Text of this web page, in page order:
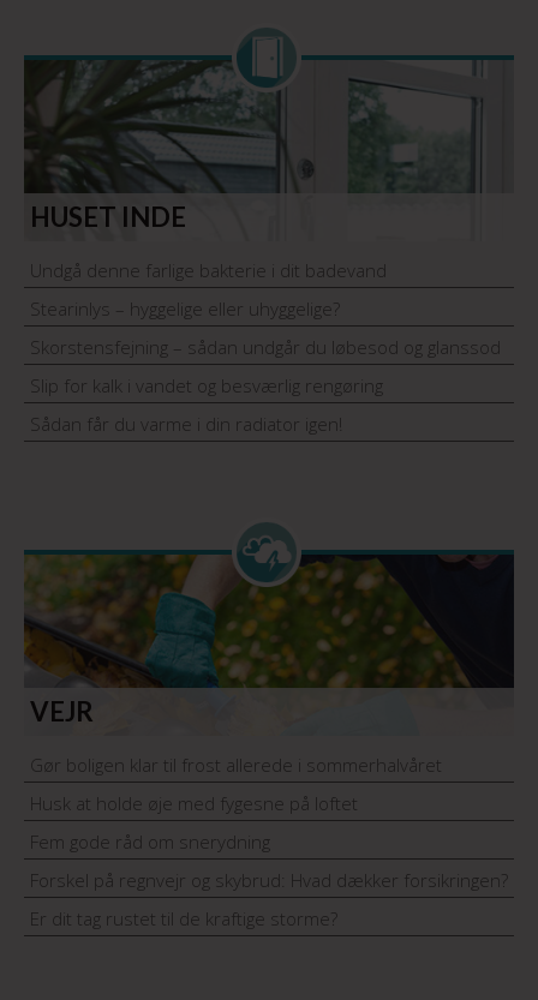
HUSET INDE
Undgå denne farlige bakterie i dit badevand
Stearinlys – hyggelige eller uhyggelige?
Skorstensfejning – sådan undgår du løbesod og glanssod
Slip for kalk i vandet og besværlig rengøring
Sådan får du varme i din radiator igen!
VEJR
Gør boligen klar til frost allerede i sommerhalvåret
Husk at holde øje med fygesne på loftet
Fem gode råd om snerydning
Forskel på regnvejr og skybrud: Hvad dækker forsikringen?
Er dit tag rustet til de kraftige storme?